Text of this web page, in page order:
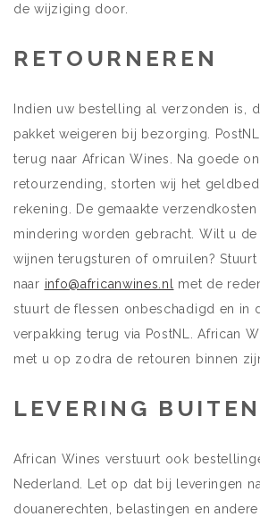
de wijziging door.
RETOURNEREN
Indien uw bestelling al verzonden is,
pakket weigeren bij bezorging.
terug naar African Wines. Na goede
retourzending, storten wij het
rekening. De gemaakte
mindering worden gebracht. Wilt u
wijnen terugsturen of omruilen? Stuurt
naar info@africanwines.nl
met de
stuurt de flessen onbeschadigd en in
verpakking terug via PostNL. African
met u op zodra de retouren binnen
LEVERING
African Wines verstuurt ook
Nederland. Let op dat bij leveringen
douanerechten, belastingen en